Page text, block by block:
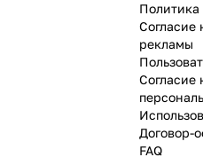
Политика
Согласие
рекламы
Согласие
Договор-
FAQ